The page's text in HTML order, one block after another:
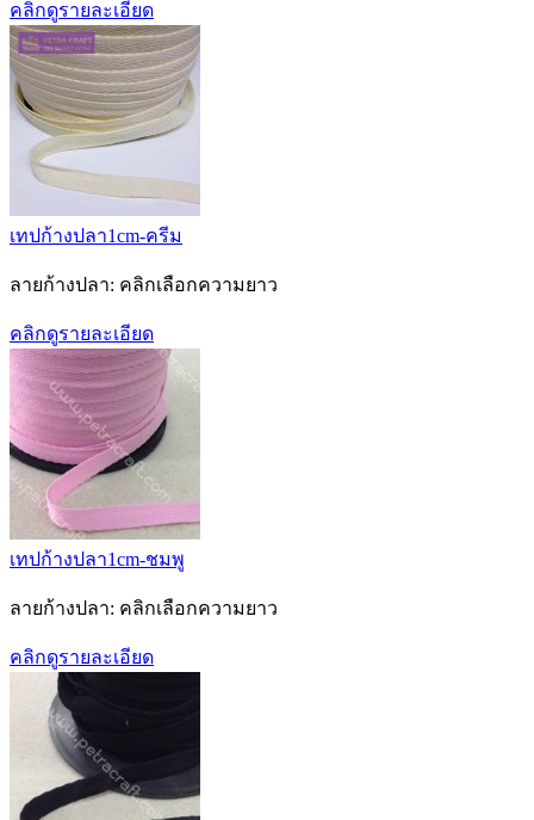
คลิกดูรายละเอียด
เทปก้างปลา1cm-ครีม
ลายก้างปลา: คลิกเลือกความยาว
คลิกดูรายละเอียด
เทปก้างปลา1cm-ชมพู
ลายก้างปลา: คลิกเลือกความยาว
คลิกดูรายละเอียด